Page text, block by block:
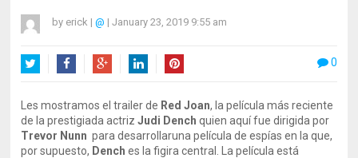
by erick | @ | January 23, 2019 9:55 am
0
Les mostramos el trailer de Red Joan, la película más reciente
de la prestigiada actrizJudi Dench quien aquí fue dirigida por
Trevor Nunn para desarrollaruna película de espías en la que,
por supuesto, Dench es la figira central. La película está